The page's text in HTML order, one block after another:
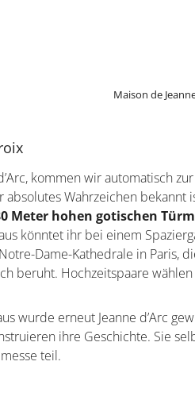
Maison de
kommen wir automatisch
absolutes Wahrzeichen
Meter hohen gotischen
könntet ihr bei einem
Dame-Kathedrale in Paris,
beruht. Hochzeitspaare
wurde erneut Jeanne d’Arc
ihre Geschichte. Sie
teil.